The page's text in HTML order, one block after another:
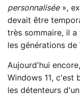
personnalisée»,
devait être
très sommaire, il a
les générations de
Aujourd'hui
Windows 11, c'est
les détenteurs